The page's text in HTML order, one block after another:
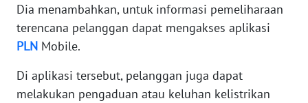
Dia menambahkan, untuk informasi pemeliharaan
terencana pelanggan dapat mengakses aplikasi
PLN Mobile.
Di aplikasi tersebut, pelanggan juga dapat
melakukan pengaduan atau keluhan kelistrikan
PAPUA
BARAT
RIAU